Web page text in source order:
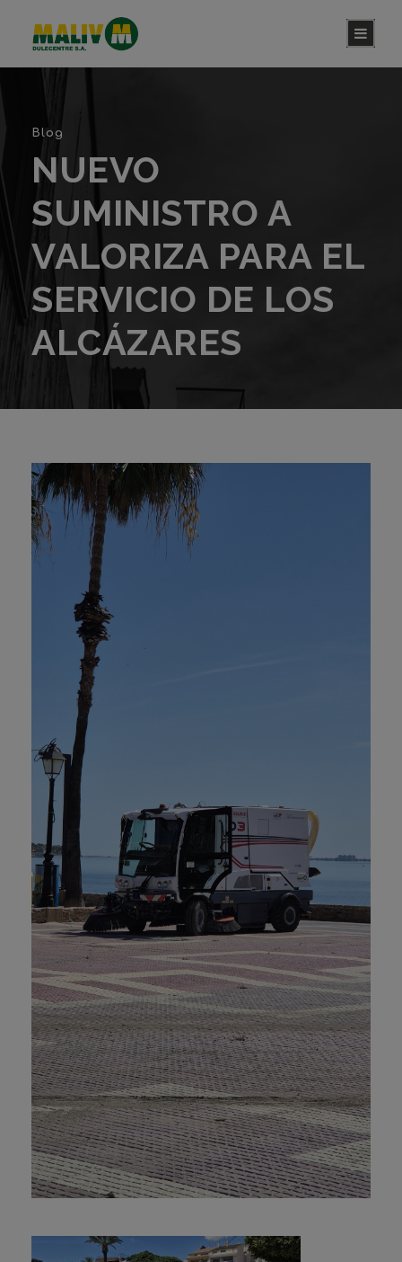
Blog
NUEVO
SUMINISTRO A
VALORIZA PARA EL
SERVICIO DE LOS
ALCÁZARES